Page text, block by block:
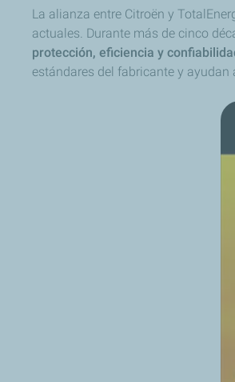
La alianza entre Citroën y
actuales. Durante más de cinco
protección, eficiencia y
estándares del fabricante y